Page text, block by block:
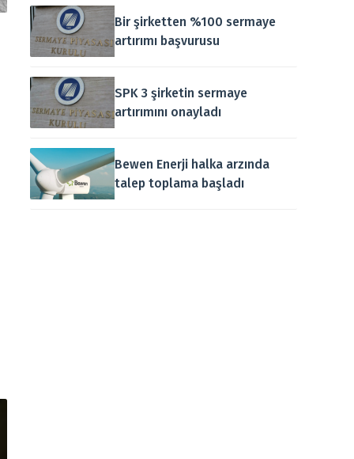
Bir şirketten %100 sermaye
artırımı başvurusu
SPK 3 şirketin sermaye
artırımını onayladı
Bewen Enerji halka arzında
talep toplama başladı